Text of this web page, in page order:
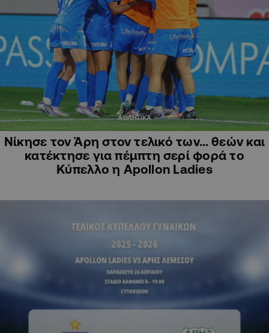
ΑΘΛΗΤΙΚΑ
Νίκησε τον Άρη στον τελικό των… θεών και
κατέκτησε για πέμπτη σερί φορά το
Κύπελλο η Apollon Ladies